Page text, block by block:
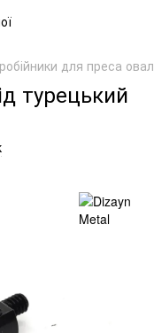
для преса
турецький